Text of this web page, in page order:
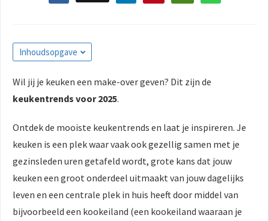
Inhoudsopgave
Wil jij je keuken een make-over geven? Dit zijn de
keukentrends voor 2025.
Ontdek de mooiste keukentrends en laat je inspireren. Je
keuken is een plek waar vaak ook gezellig samen met je
gezinsleden uren getafeld wordt, grote kans dat jouw
keuken een groot onderdeel uitmaakt van jouw dagelijks
leven en een centrale plek in huis heeft door middel van
bijvoorbeeld een kookeiland (een kookeiland waaraan je